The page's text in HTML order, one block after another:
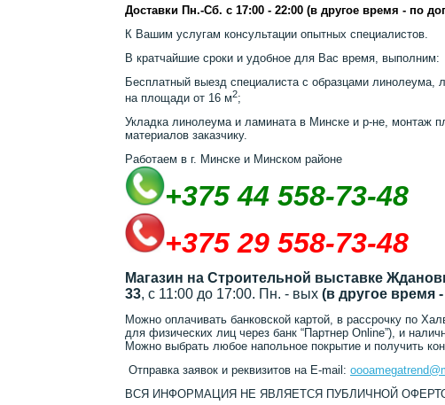
Доставки Пн.-Сб. с 17:00 - 22:00 (в другое время - по
К Вашим услугам консультации опытных специалистов.
В кратчайшие сроки и удобное для Вас время, выполним:
Бесплатный выезд специалиста с образцами линолеума,
на площади от 16 м2;
Укладка линолеума и ламината в Минске и р-не, монтаж
материалов заказчику.
Работаем в г. Минске и Минском районе
+375 44 558-73-48
+375 29 558-73-48
Магазин на Строительной выставке
33, с 11:00 до 17:00. Пн. - вых (в другое время
Можно оплачивать банковской картой, в рассрочку по
для физических лиц через банк “Партнер Online”), и
Можно выбрать любое напольное покрытие и получить
Отправка заявок и реквизитов на E-mail:
ВСЯ ИНФОРМАЦИЯ НЕ ЯВЛЯЕТСЯ ПУБЛИЧНОЙ